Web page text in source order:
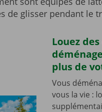
de glisser pendant le
Louez
plus de
Vous
vous la vie :